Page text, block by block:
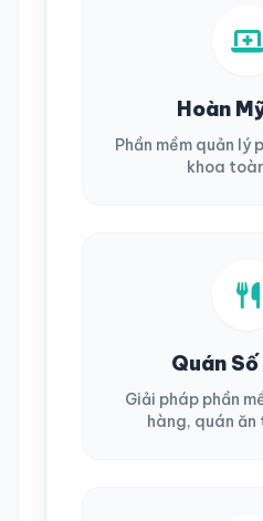
Hoàn
Phần mềm quản lý
khoa
Quán
Giải pháp phần
hàng, quán ăn